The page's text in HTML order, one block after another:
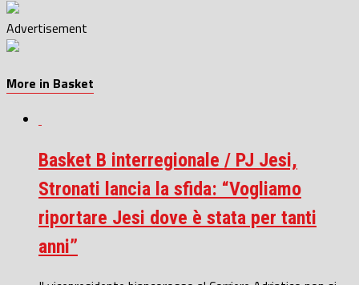
Advertisement
More in Basket
Basket B interregionale / PJ Jesi,
Stronati lancia la sfida: “Vogliamo
riportare Jesi dove è stata per tanti
anni”